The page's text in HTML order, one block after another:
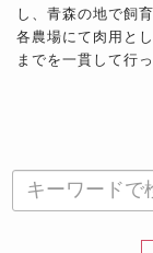
し、青森の地で飼
各農場にて肉用と
までを一貫して行